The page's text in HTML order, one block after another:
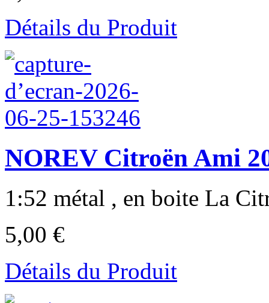
Détails du Produit
NOREV Citroën Ami
1:52 métal , en boite La
5,00 €
Détails du Produit